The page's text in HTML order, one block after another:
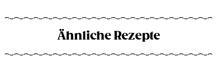
Ähnliche Rezepte